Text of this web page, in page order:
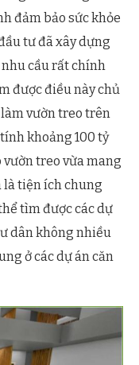
đảm bảo sức khỏe
tư đã xây dựng
cầu rất chính
được điều này chủ
vườn treo trên
khoảng 100 tỷ
vườn treo vừa mang
là tiện ích chung
tìm được các dự
dân không nhiều
ở các dự án căn